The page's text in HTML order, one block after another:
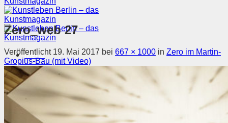
Menü
Magazin
Ausstellungen
Szene & Kontext
Künstler entdecken
Kunstkalender
Zero_web 27
Veröffentlicht 19. Mai 2017 bei 667 × 1000 in Zero im Martin-
Gropius-Bau (mit Video)